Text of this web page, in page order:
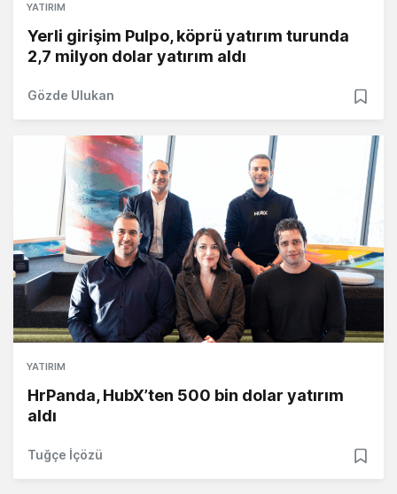
YATIRIM
Yerli girişim Pulpo, köprü yatırım turunda
2,7 milyon dolar yatırım aldı
Gözde Ulukan
YATIRIM
HrPanda, HubX’ten 500 bin dolar yatırım
aldı
Tuğçe İçözü